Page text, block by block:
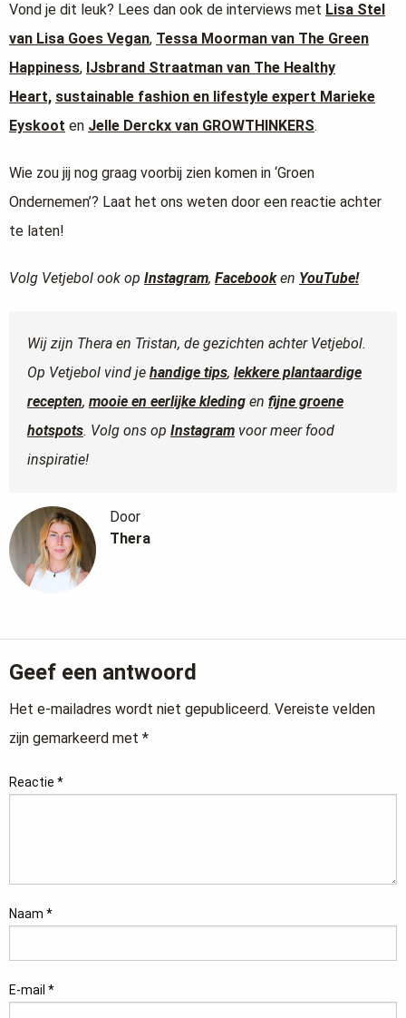
Vond je dit leuk? Lees dan ook de interviews met Lisa Stel
van Lisa Goes Vegan, Tessa Moorman van The Green
Happiness, IJsbrand Straatman van The Healthy
Heart, sustainable fashion en lifestyle expert Marieke
Eyskoot en Jelle Derckx van GROWTHINKERS.
Wie zou jij nog graag voorbij zien komen in ‘Groen
Ondernemen’? Laat het ons weten door een reactie achter
te laten!
Volg Vetjebol ook op Instagram, Facebooken YouTube!
Wij zijn Thera en Tristan, de gezichten achter Vetjebol.
Op Vetjebol vind je handige tips, lekkere plantaardige
recepten, mooie en eerlijke kleding en fijne groene
hotspots. Volg ons op Instagram voor meer food
inspiratie!
Door
Thera
Geef een antwoord
Het e-mailadres wordt niet gepubliceerd. Vereiste velden
zijn gemarkeerd met *
Reactie *
Naam *
E-mail *